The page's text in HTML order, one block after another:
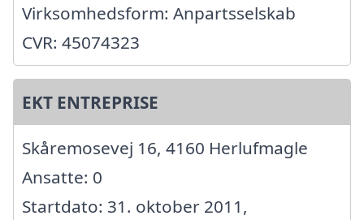
Virksomhedsform: Anpartsselskab
CVR: 45074323
EKT ENTREPRISE
Skåremosevej 16, 4160 Herlufmagle
Ansatte: 0
Startdato: 31. oktober 2011,